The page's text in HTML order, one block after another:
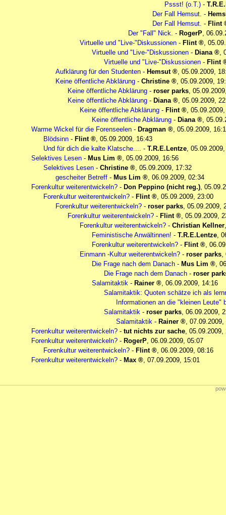
Pssst! (o.T.) -
Der Fall Hemsut. -
Der Fall Hemsut. - Flint
Der "Fall" Nick. - RogerP,
Virtuelle und "Live-"Diskussionen - Flint ,
Virtuelle und "Live-"Diskussionen - Diana ,
Virtuelle und "Live-"Diskussionen - Flint
Aufklärung für den Studenten - Hemsut , 05.09.2009,
Keine öffentliche Abklärung - Christine , 05.09.2009,
Keine öffentliche Abklärung - roser parks,
Keine öffentliche Abklärung - Diana , 05.09.2009,
Keine öffentliche Abklärung - Flint ,
Keine öffentliche Abklärung - Diana ,
Warme Wickel für die Forenseelen - Dragman , 05.09.2009,
Blödsinn - Flint , 05.09.2009, 16:43
Und für dich die kalte Klatsche.... - T.R.E.Lentze,
Selektives Lesen - Mus Lim , 05.09.2009, 16:56
Selektives Lesen - Christine , 05.09.2009, 17:32
gescheiter Betreff - Mus Lim , 06.09.2009, 02:34
Forenkultur weiterentwickeln? - Don Peppino (nicht reg.),
Forenkultur weiterentwickeln? - Flint , 05.09.2009, 23:00
Forenkultur weiterentwickeln? - roser parks, 05.09.2009,
Forenkultur weiterentwickeln? - Flint , 05.09.2009,
Forenkultur weiterentwickeln? - Christian Kellner
Feministische Anwältinnen! - T.R.E.Lentze,
Forenkultur weiterentwickeln? - Flint ,
Einmann -Kultur weiterentwickeln? - roser parks,
Die Frage nach dem Danach - Mus Lim ,
Die Frage nach dem Danach - roser
Salamitaktik - Rainer , 06.09.2009, 14:16
Salamitaktik: Quoten schätze ich als
Informationen an die "kleinen Leute"
Salamitaktik - roser parks, 06.09.2009,
Salamitaktik - Rainer , 07.09.2009,
Forenkultur weiterentwickeln? - tut nichts zur sache, 05.09.2009,
Forenkultur weiterentwickeln? - RogerP, 06.09.2009, 05:07
Forenkultur weiterentwickeln? - Flint , 06.09.2009, 08:16
Forenkultur weiterentwickeln? - Max , 07.09.2009, 15:01